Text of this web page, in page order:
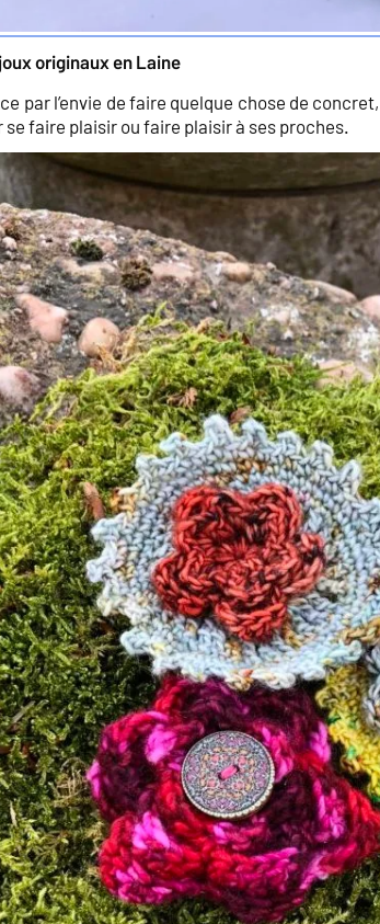
originaux en Laine
par l’envie de faire quelque chose de
se faire plaisir ou faire plaisir à ses proches.